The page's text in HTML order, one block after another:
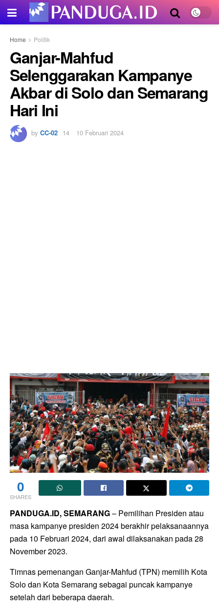
Home Politik
Ganjar-Mahfud
Selenggarakan Kampanye
Akbar di Solo dan Semarang
Hari Ini
by CC-02 10 Februari 2024
0
SHARES
PANDUGA.ID, SEMARANG– Pemilihan Presiden atau
masa kampanye presiden 2024 berakhir pelaksanaannya
pada 10 Februari 2024, dari awal dilaksanakan pada 28
November 2023.
Timnas pemenangan Ganjar-Mahfud (TPN) memilih Kota
Solo dan Kota Semarang sebagai puncak kampanye
setelah dari beberapa daerah.